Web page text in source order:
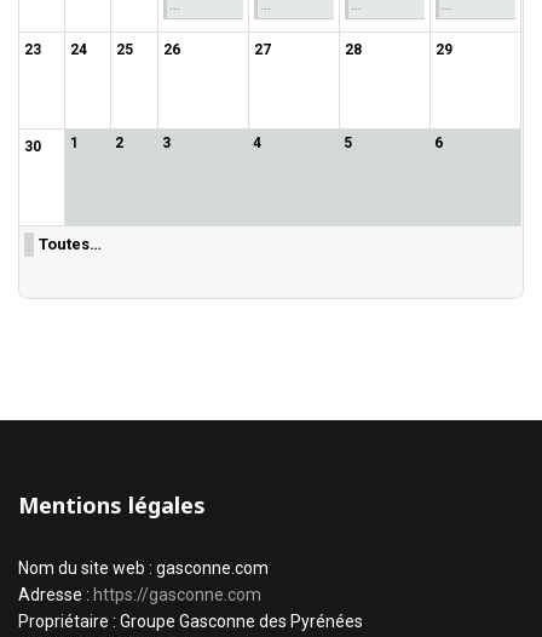
23 24 25 26 27 28 29
30 1 2 3 4 5 6
Toutes…
Mentions légales
Nom du site web : gasconne.com
Adresse : https://gasconne.com
Propriétaire : Groupe Gasconne des Pyrénées